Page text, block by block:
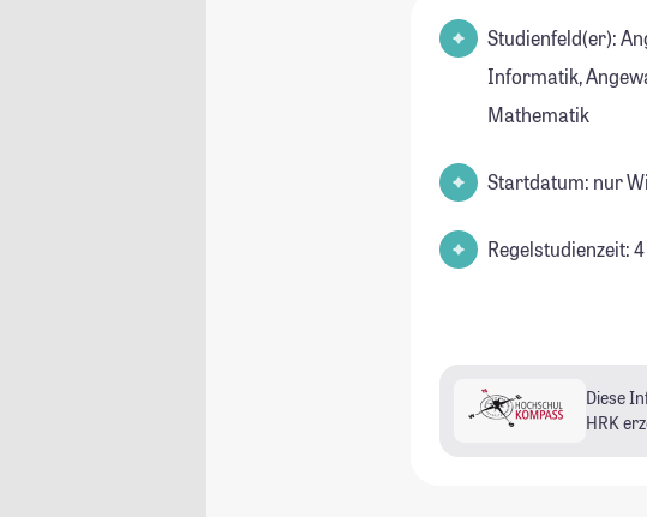
Studienfeld(er): Angewandte
Informatik,
Mathematik
Startdatum: nur
Regelstudienzeit:
Diese
HRK